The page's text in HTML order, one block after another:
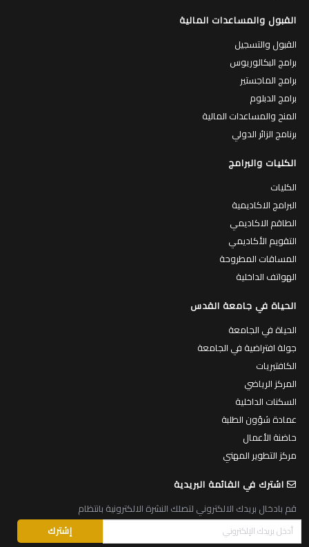
القبول والمساعدات المالية
القبول والتسجيل
برامج البكالوريوس
برامج الماجستير
برامج الدبلوم
المنح والمساعدات المالية
برنامج الزائر الدولي
الكليات والبرامج
الكليات
البرامج الاكاديمية
الطاقم الاكاديمي
التقويم الأكاديمي
المساقات المطروحة
الهواتف الداخلية
الحياة في جامعة القدس
الحياة في الجامعة
جولة افتراضية في الجامعة
الكافتيريات
المركز الرياضي
السكنات الداخلية
عمادة شؤون الطلبة
حاضنة الأعمال
مركز التطوير المهني
اشترك في القائمة البريدية
قم بادخال بريدك الالكتروني لتصلك النشرة الالكترونية بانتظام